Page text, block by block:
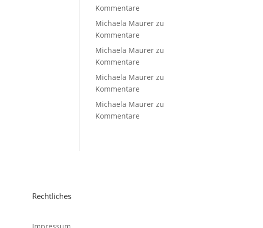
Kommentare
Michaela Maurer zu
Kommentare
Michaela Maurer zu
Kommentare
Michaela Maurer zu
Kommentare
Michaela Maurer zu
Kommentare
Rechtliches
Impressum